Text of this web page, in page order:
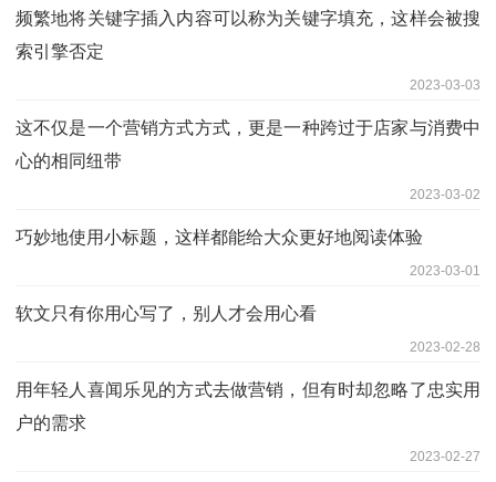
频繁地将关键字插入内容可以称为关键字填充，这样会被搜
索引擎否定
2023-03-03
这不仅是一个营销方式方式，更是一种跨过于店家与消费中
心的相同纽带
2023-03-02
巧妙地使用小标题，这样都能给大众更好地阅读体验
2023-03-01
软文只有你用心写了，别人才会用心看
2023-02-28
用年轻人喜闻乐见的方式去做营销，但有时却忽略了忠实用
户的需求
2023-02-27